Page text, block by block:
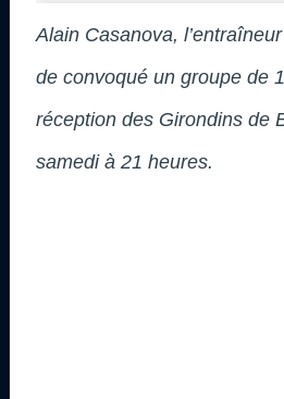
Alain Casanova,
de convoqué un groupe de
réception des Girondins de
samedi à 21 heures.